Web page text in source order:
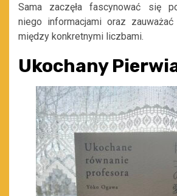
Sama zaczęłafascynować się
niego informacjami oraz
między konkretnymi liczbami.
Ukochany